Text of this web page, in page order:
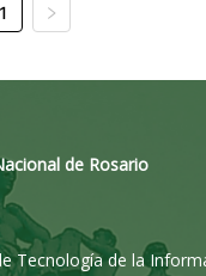
1
de Rosario
Tecnología de la